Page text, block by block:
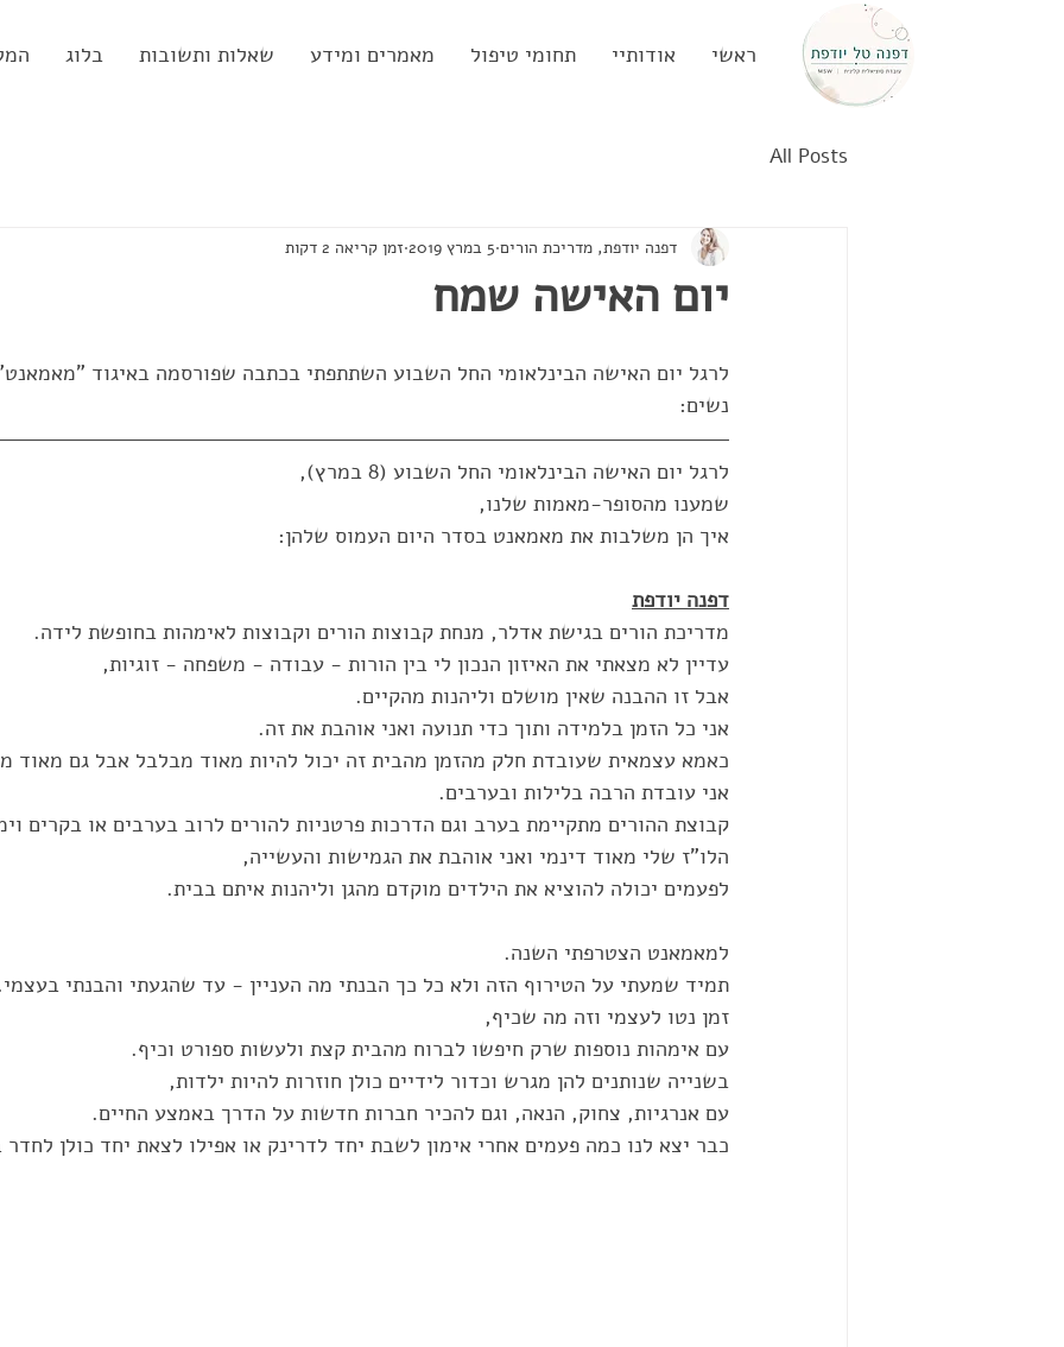
ראשי אודותיי תחומי טיפול מאמרים ומידע שאלות ותשובות בלוג
All Posts
יום האישה שמח
דפנה יודפת, מדריכת הורים 5 במרץ 2019 זמן קריאה 2 דקות
לרגל יום האישה הבינלאומי החל השבוע השתתפתי בכתבה שפורסמה באיגוד
נשים:
לרגל יום האישה הבינלאומי החל השבוע (8 במרץ),
שמענו מהסופר-מאמות שלנו,
איך הן משלבות את מאמאנט בסדר היום העמוס שלהן:
דפנה יודפת
מדריכת הורים בגישת אדלר, מנחת קבוצות הורים וקבוצות לאימהות בחופשת לידה.
עדיין לא מצאתי את האיזון הנכון לי בין הורות - עבודה - משפחה - זוגיות,
אבל זו ההבנה שאין מושלם וליהנות מהקיים.
אני כל הזמן בלמידה ותוך כדי תנועה ואני אוהבת את זה.
כאמא עצמאית שעובדת חלק מהזמן מהבית זה יכול להיות מאוד מבלבל אבל גם מאוד
אני עובדת הרבה בלילות ובערבים.
קבוצת ההורים מתקיימת בערב וגם הדרכות פרטניות להורים לרוב בערבים או בקרים
הלו"ז שלי מאוד דינמי ואני אוהבת את הגמישות והעשייה,
לפעמים יכולה להוציא את הילדים מוקדם מהגן וליהנות איתם בבית.
למאמאנט הצטרפתי השנה.
תמיד שמעתי על הטירוף הזה ולא כל כך הבנתי מה העניין - עד שהגעתי והבנתי בעצמי.
זמן נטו לעצמי וזה מה שכיף,
עם אימהות נוספות שרק חיפשו לברוח מהבית קצת ולעשות ספורט וכיף.
בשנייה שנותנים להן מגרש וכדור לידיים כולן חוזרות להיות ילדות,
עם אנרגיות, צחוק, הנאה, וגם להכיר חברות חדשות על הדרך באמצע החיים.
כבר יצא לנו כמה פעמים אחרי אימון לשבת יחד לדרינק או אפילו לצאת יחד כולן לחדר